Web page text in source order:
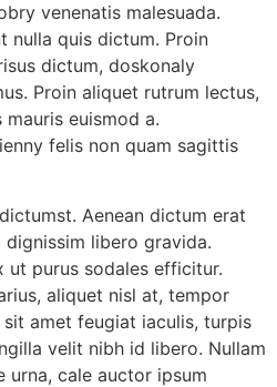
venenatis malesuada.
nulla quis dictum. Proin
dictum, doskonaly
Proin aliquet rutrum lectus,
euismod a.
felis non quam sagittis
Aenean dictum erat
libero gravida.
ut purus sodales efficitur.
aliquet nisl at, tempor
amet feugiat iaculis, turpis
velit nibh id libero. Nullam
urna, cale auctor ipsum